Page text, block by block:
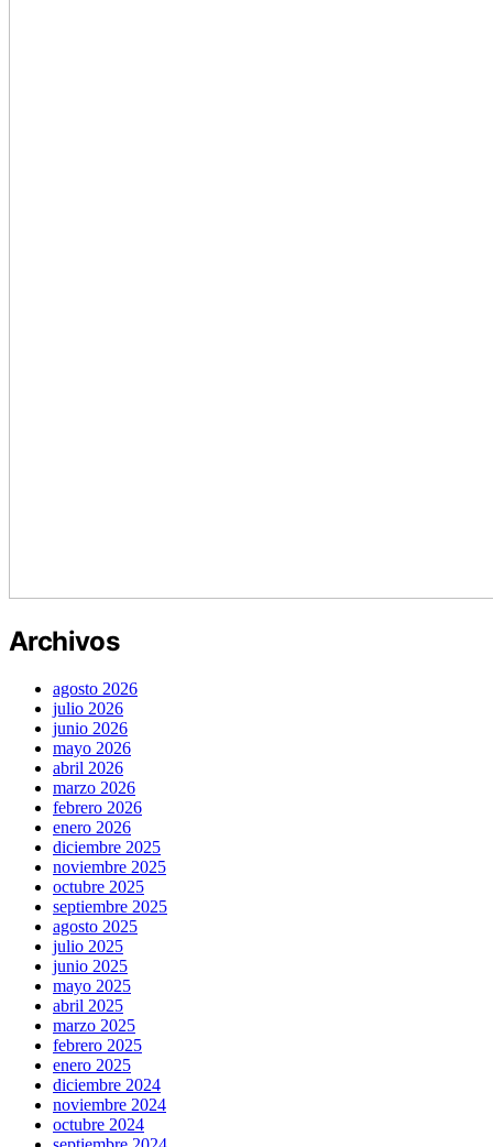
Archivos
agosto 2026
julio 2026
junio 2026
mayo 2026
abril 2026
marzo 2026
febrero 2026
enero 2026
diciembre 2025
noviembre 2025
octubre 2025
septiembre 2025
agosto 2025
julio 2025
junio 2025
mayo 2025
abril 2025
marzo 2025
febrero 2025
enero 2025
diciembre 2024
noviembre 2024
octubre 2024